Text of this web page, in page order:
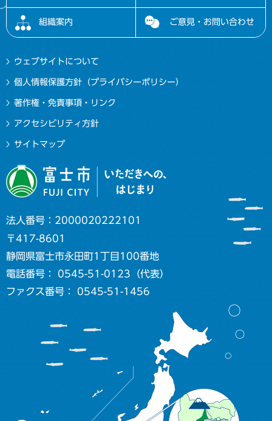
組織案内 ご意見・お問い合わせ
ウェブサイトについて
個人情報保護方針（プライバシーポリシー）
著作権・免責事項・リンク
アクセシビリティ方針
サイトマップ
法人番号：2000020222101
〒417-8601
静岡県富士市永田町1丁目100番地
電話番号： 0545-51-0123（代表）
ファクス番号： 0545-51-1456